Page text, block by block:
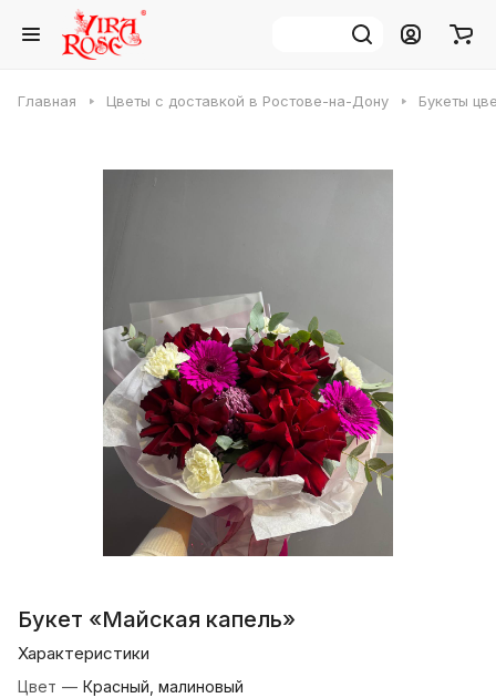
Главная Цветы с доставкой в Ростове-на-Дону Букеты
Букет «Майская капель»
Характеристики
Цвет — Красный, малиновый